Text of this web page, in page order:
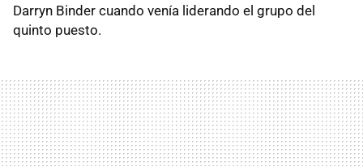
Darryn Binder cuando venía liderando el grupo del
quinto puesto.